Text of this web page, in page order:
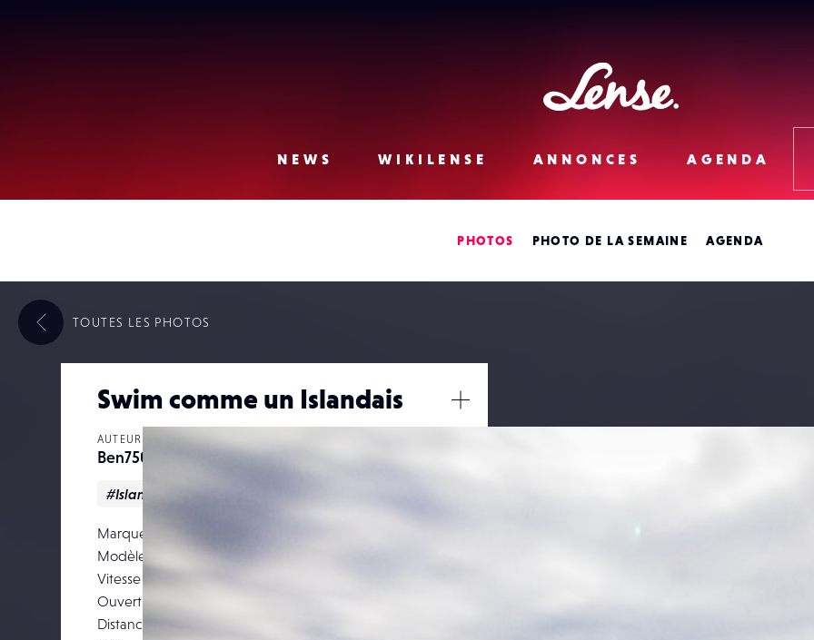
Lense
NEWS
WIKILENSE ANNONCES AGENDA
PHOTOS PHOTO DE LA SEMAINE AGENDA
Swim comme un Islandais
AUTEUR
Ben75018
#Islande #Lense
Marque
Modèle
Vitesse d’obturation
Ouverture
Distance focale
/
TOUTES LES PHOTOS